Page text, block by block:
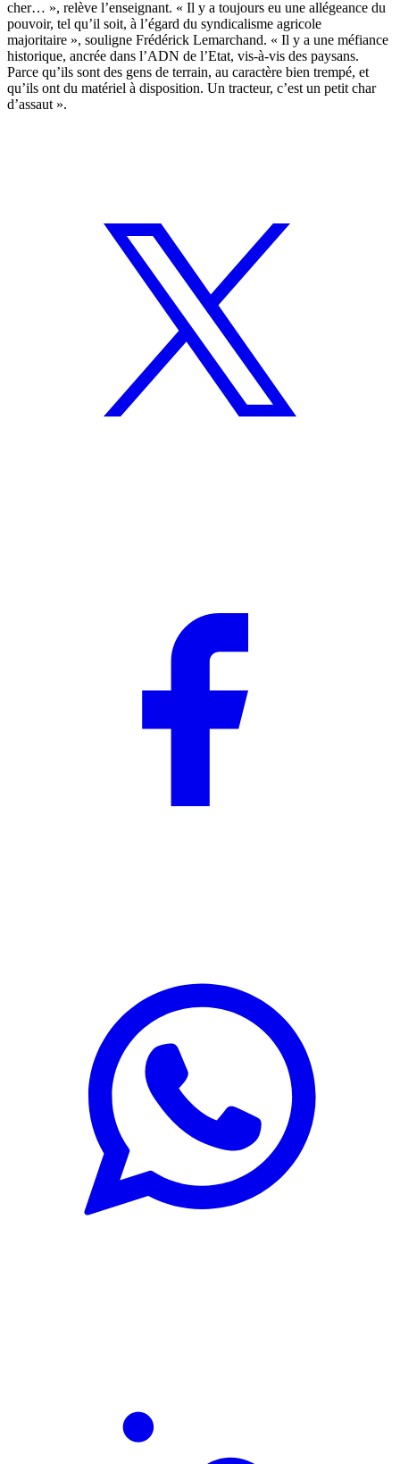
cher… », relève l’enseignant. « Il y a toujours eu une allégeance du
pouvoir, tel qu’il soit, à l’égard du syndicalisme agricole
majoritaire », souligne Frédérick Lemarchand. « Il y a une méfiance
historique, ancrée dans l’ADN de l’Etat, vis-à-vis des paysans.
Parce qu’ils sont des gens de terrain, au caractère bien trempé, et
qu’ils ont du matériel à disposition. Un tracteur, c’est un petit char
d’assaut ».